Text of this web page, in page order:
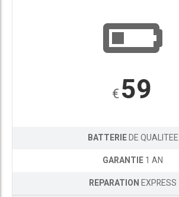
€59
BATTERIEDE QUALITEE
GARANTIE1 AN
REPARATIONEXPRESS